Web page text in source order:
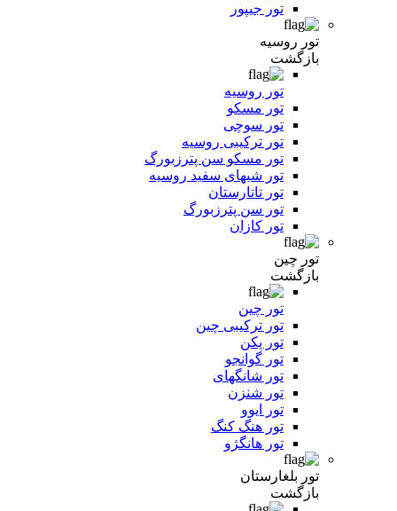
تور جیپور
تور روسیه
بازگشت
تور روسیه
تور مسکو
تور سوچی
تور ترکیبی روسیه
تور مسکو سن پترزبورگ
تور شبهای سفید روسیه
تور تاتارستان
تور سن پترزبورگ
تور کازان
تور چین
بازگشت
تور چین
تور ترکیبی چین
تور پکن
تور گوانجو
تور شانگهای
تور شنزن
تور ایوو
تور هنگ کنگ
تور هانگژو
تور بلغارستان
بازگشت